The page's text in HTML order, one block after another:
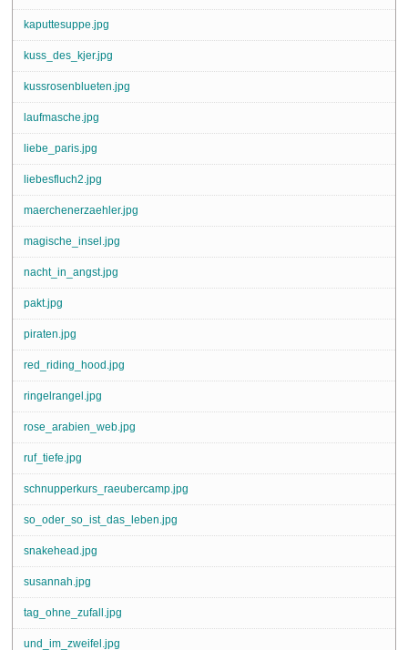
kaputtesuppe.jpg
kuss_des_kjer.jpg
kussrosenblueten.jpg
laufmasche.jpg
liebe_paris.jpg
liebesfluch2.jpg
maerchenerzaehler.jpg
magische_insel.jpg
nacht_in_angst.jpg
pakt.jpg
piraten.jpg
red_riding_hood.jpg
ringelrangel.jpg
rose_arabien_web.jpg
ruf_tiefe.jpg
schnupperkurs_raeubercamp.jpg
so_oder_so_ist_das_leben.jpg
snakehead.jpg
susannah.jpg
tag_ohne_zufall.jpg
und_im_zweifel.jpg